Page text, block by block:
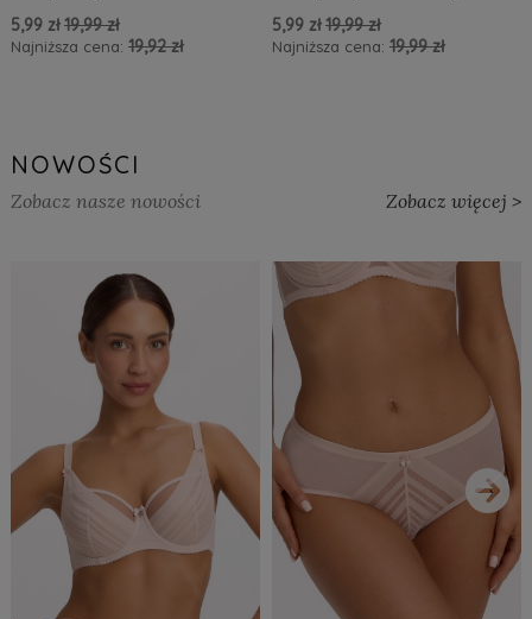
5,99 zł 19,99 zł
Najniższa cena: 19,92 zł
5,99 zł 19,99 zł
Najniższa cena: 19,99 zł
NOWOŚCI
Zobacz nasze nowości Zobacz więcej >
›